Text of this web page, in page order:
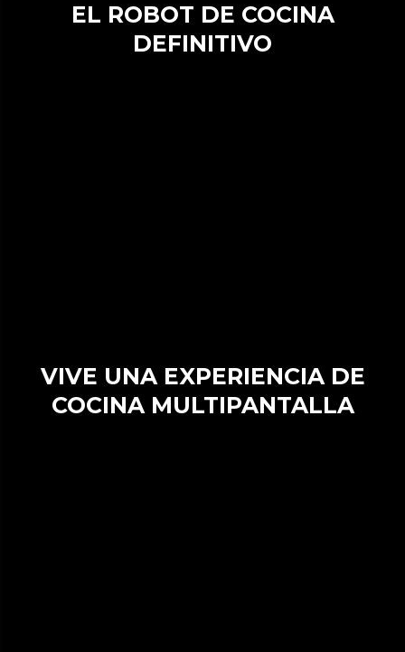
EL ROBOT DE COCINA
DEFINITIVO
VIVE UNA EXPERIENCIA DE
COCINA MULTIPANTALLA